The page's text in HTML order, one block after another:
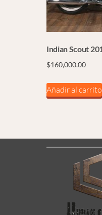
Indian Scout
$160,000.00
Añadir al carrito